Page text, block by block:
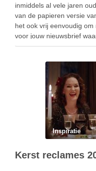
inmiddels al vele jaren
van de papieren versie
het ook vrij eenvoudig
voor jouw nieuwsbrief
…
Inspiratie
Kerst reclames